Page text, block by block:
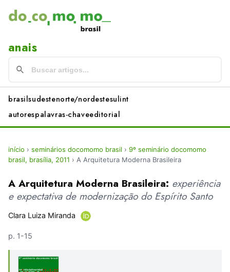
anais
brasilsudestenorte/nordestesulint
autorespalavras-chaveeditorial
início › seminários docomomo brasil › 9º seminário docomomo
brasil, brasília, 2011 › A Arquitetura Moderna Brasileira
A Arquitetura Moderna Brasileira: experiência
e expectativa de modernização do Espírito Santo
Clara Luiza Miranda
p. 1-15